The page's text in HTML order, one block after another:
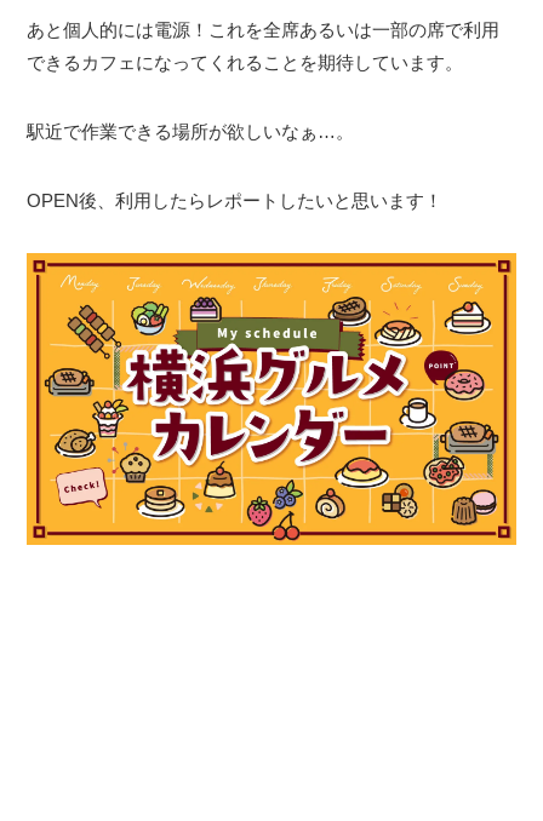
あと個人的には電源！これを全席あるいは一部の席で利用
できるカフェになってくれることを期待しています。
駅近で作業できる場所が欲しいなぁ…。
OPEN後、利用したらレポートしたいと思います！